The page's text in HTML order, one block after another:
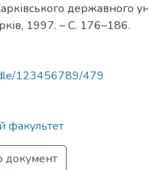
державного
1997. – C. 176–186.
123456789/479
факультет
документ